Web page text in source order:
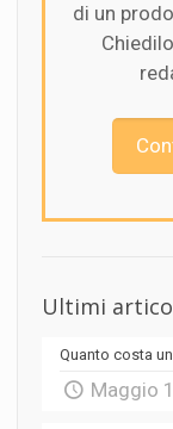
di un
Ultimi
Quanto costa
Maggio